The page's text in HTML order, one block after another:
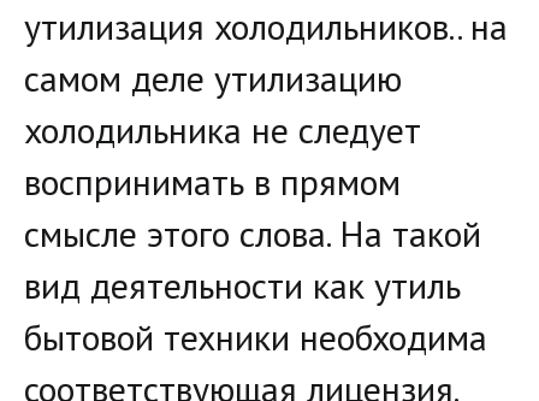
утилизация холодильников.. на
самом деле утилизацию
холодильника не следует
воспринимать в прямом
смысле этого слова. На такой
вид деятельности как утиль
бытовой техники необходима
соответствующая лицензия.